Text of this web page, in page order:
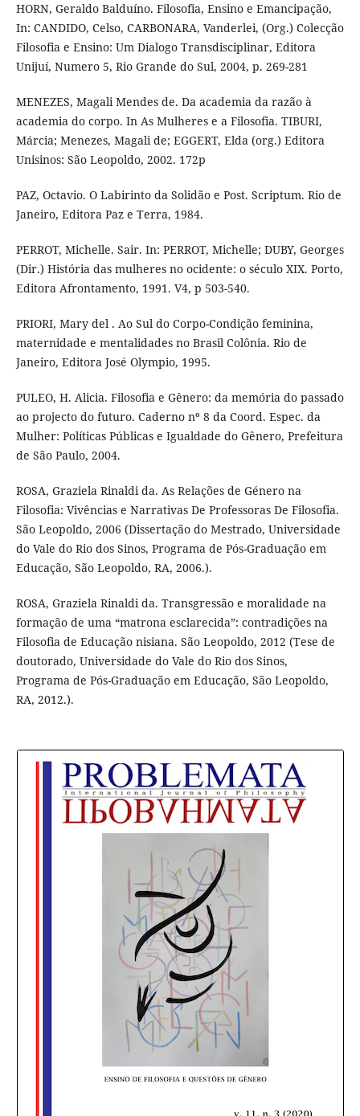
HORN, Geraldo Balduíno. Filosofia, Ensino e Emancipação,
In: CANDIDO, Celso, CARBONARA, Vanderlei, (Org.) Colecção
Filosofia e Ensino: Um Dialogo Transdisciplinar, Editora
Unijuí, Numero 5, Rio Grande do Sul, 2004, p. 269-281
MENEZES, Magali Mendes de. Da academia da razão à
academia do corpo. In As Mulheres e a Filosofia. TIBURI,
Márcia; Menezes, Magali de; EGGERT, Elda (org.) Editora
Unisinos: São Leopoldo, 2002. 172p
PAZ, Octavio. O Labirinto da Solidão e Post. Scriptum. Rio de
Janeiro, Editora Paz e Terra, 1984.
PERROT, Michelle. Sair. In: PERROT, Michelle; DUBY, Georges
(Dir.) História das mulheres no ocidente: o século XIX. Porto,
Editora Afrontamento, 1991. V4, p 503-540.
PRIORI, Mary del . Ao Sul do Corpo-Condição feminina,
maternidade e mentalidades no Brasil Colônia. Rio de
Janeiro, Editora José Olympio, 1995.
PULEO, H. Alicia. Filosofia e Gênero: da memória do passado
ao projecto do futuro. Caderno nº 8 da Coord. Espec. da
Mulher: Políticas Públicas e Igualdade do Gênero, Prefeitura
de São Paulo, 2004.
ROSA, Graziela Rinaldi da. As Relações de Género na
Filosofia: Vivências e Narrativas De Professoras De Filosofia.
São Leopoldo, 2006 (Dissertação do Mestrado, Universidade
do Vale do Rio dos Sinos, Programa de Pós-Graduação em
Educação, São Leopoldo, RA, 2006.).
ROSA, Graziela Rinaldi da. Transgressão e moralidade na
formação de uma “matrona esclarecida”: contradições na
Filosofia de Educação nisiana. São Leopoldo, 2012 (Tese de
doutorado, Universidade do Vale do Rio dos Sinos,
Programa de Pós-Graduação em Educação, São Leopoldo,
RA, 2012.).